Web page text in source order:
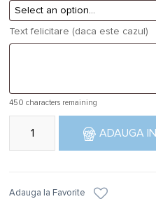
Text felicitare (daca este cazul)
450 characters remaining
ADAUGA
Adauga la Favorite